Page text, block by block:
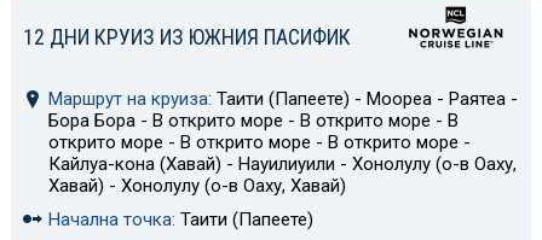
12 ДНИ КРУИЗ ИЗ ЮЖНИЯ ПАСИФИК
Маршрут на круиза: Таити (Папеете) - Моореа - Раятеа -
Бора Бора - В открито море - В открито море - В
открито море - В открито море - В открито море -
Кайлуа-кона (Хавай) - Науилиуили - Хонолулу (о-в Оаху,
Хавай) - Хонолулу (о-в Оаху, Хавай)
Начална точка: Таити (Папеете)